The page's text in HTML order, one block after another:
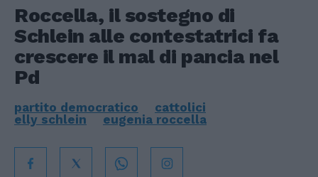
Roccella, il sostegno di
Schlein alle contestatrici fa
crescere il mal di pancia nel
Pd
partito democratico
cattolici
elly schlein
eugenia roccella